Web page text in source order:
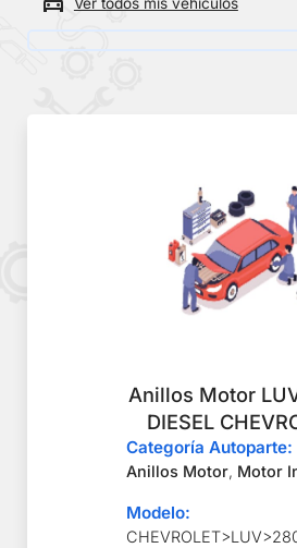
Ver todos mis vehículos
Anillos Motor
DIESEL
Categoría Autoparte:
Anillos Motor, Motor
Modelo: